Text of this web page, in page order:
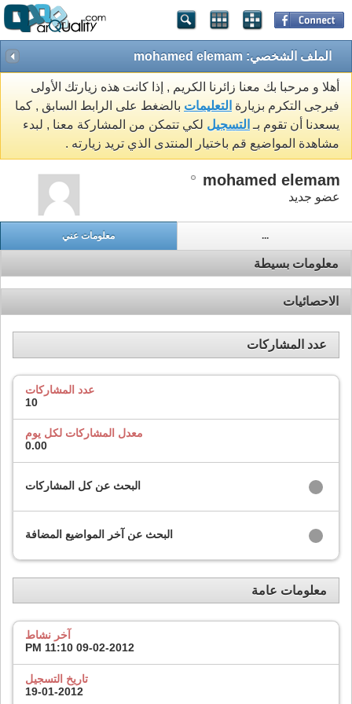
الملف الشخصي: mohamed elemam
أهلا و مرحبا بك معنا زائرنا الكريم , إذا كانت هذه زيارتك الأولى
فيرجى التكرم بزيارة التعليمات بالضغط على الرابط السابق , كما
يسعدنا أن تقوم بـ التسجيل لكي تتمكن من المشاركة معنا , لبدء
مشاهدة المواضيع قم باختيار المنتدى الذي تريد زيارته .
mohamed elemam
عضو جديد
معلومات عني ...
معلومات بسيطة
الاحصائيات
عدد المشاركات
عدد المشاركات
10
معدل المشاركات لكل يوم
0.00
البحث عن كل المشاركات
البحث عن آخر المواضيع المضافة
معلومات عامة
آخر نشاط
09-02-2012
11:10 PM
تاريخ التسجيل
19-01-2012